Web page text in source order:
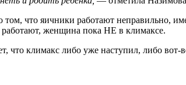
что яичники работают неправильно,
женщина пока НЕ в климаксе.
что климакс либо уже наступил, либо вот-